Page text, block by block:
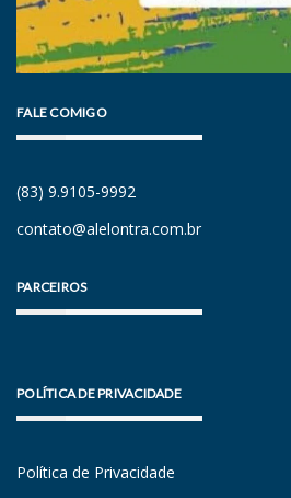
FALE COMIGO
(83) 9.9105-9992
contato@alelontra.com.br
PARCEIROS
POLÍTICA DE PRIVACIDADE
Política de Privacidade